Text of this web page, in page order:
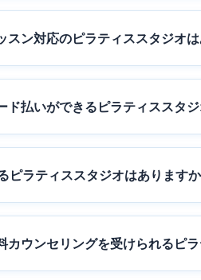
スン対応のピラティススタジオ
ド払いができるピラティススタ
ピラティススタジオはあります
カウンセリングを受けられるピ